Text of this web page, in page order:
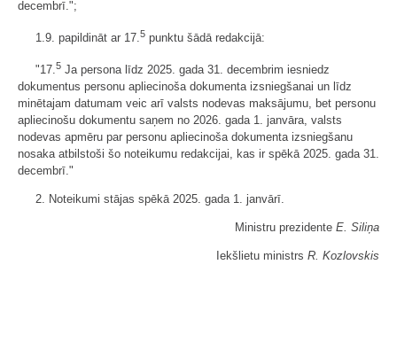
decembrī.";
1.9. papildināt ar 17. 5 punktu šādā redakcijā:
"17.5 Ja persona līdz 2025. gada 31. decembrim iesniedz
dokumentus personu apliecinoša dokumenta izsniegšanai un līdz
minētajam datumam veic arī valsts nodevas maksājumu, bet personu
apliecinošu dokumentu saņem no 2026. gada 1. janvāra, valsts
nodevas apmēru par personu apliecinoša dokumenta izsniegšanu
nosaka atbilstoši šo noteikumu redakcijai, kas ir spēkā 2025. gada 31.
decembrī."
2. Noteikumi stājas spēkā 2025. gada 1. janvārī.
Ministru prezidente E. Siliņa
Iekšlietu ministrs R. Kozlovskis